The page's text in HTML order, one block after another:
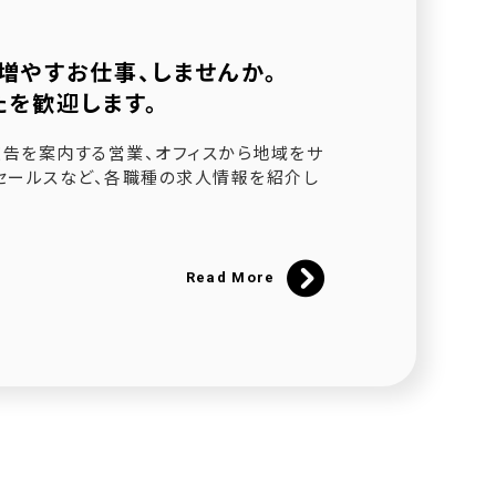
した
た
すお仕事、しませんか。
歓迎します。
を案内する営業、オフィスから地域をサ
ールスなど、各職種の求人情報を紹介し
Read More